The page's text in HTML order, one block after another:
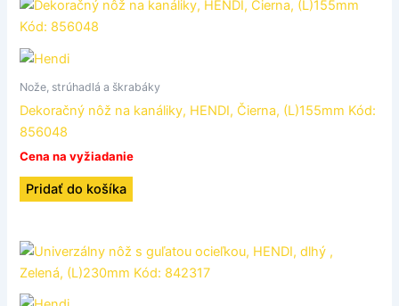
Nože, strúhadlá a škrabáky
Dekoračný nôž na kanáliky, HENDI, Čierna, (L)155mm Kód:
856048
Cena na vyžiadanie
Pridať do košíka